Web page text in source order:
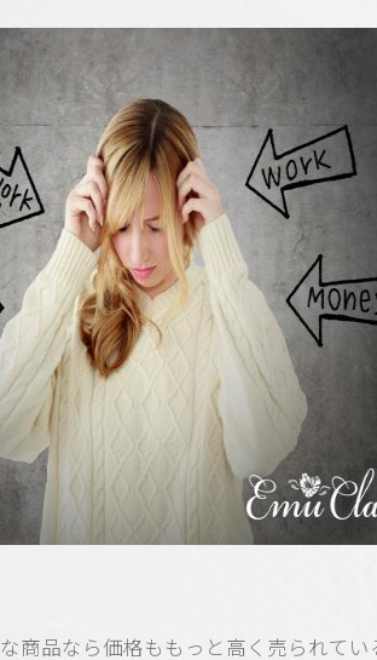
商品なら価格ももっと高く売られてい